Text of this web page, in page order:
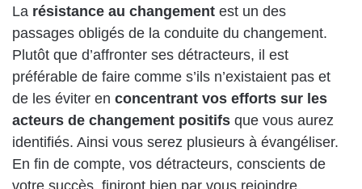
La résistance au changement est un des
passages obligés de la conduite du changement.
Plutôt que d’affronter ses détracteurs, il est
préférable de faire comme s’ils n’existaient pas et
de les éviter en concentrant vos efforts sur les
acteurs de changement positifs que vous aurez
identifiés. Ainsi vous serez plusieurs à évangéliser.
En fin de compte, vos détracteurs, conscients de
votre succès, finiront bien par vous rejoindre.